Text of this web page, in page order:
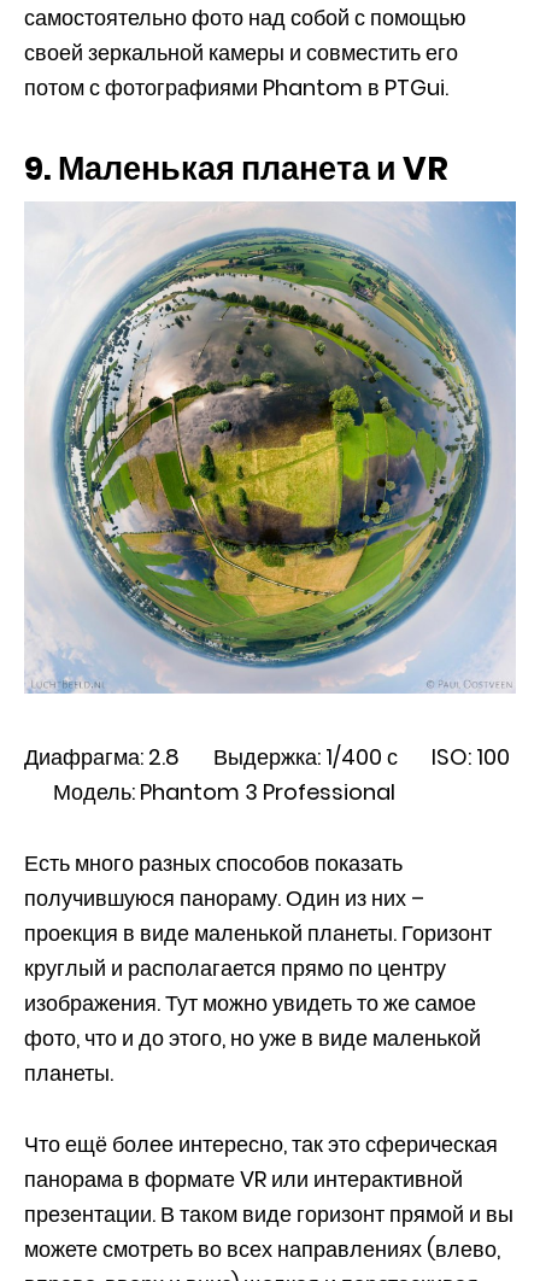
самостоятельно фото над собой с помощью
своей зеркальной камеры и совместить его
потом с фотографиями Phantom в PTGui.
9. Маленькая планета и VR
Диафрагма: 2.8 Выдержка: 1/400 с ISO: 100
Модель: Phantom 3 Professional
Есть много разных способов показать
получившуюся панораму. Один из них –
проекция в виде маленькой планеты. Горизонт
круглый и располагается прямо по центру
изображения. Тут можно увидеть то же самое
фото, что и до этого, но уже в виде маленькой
планеты.
Что ещё более интересно, так это сферическая
панорама в формате VR или интерактивной
презентации. В таком виде горизонт прямой и вы
можете смотреть во всех направлениях (влево,